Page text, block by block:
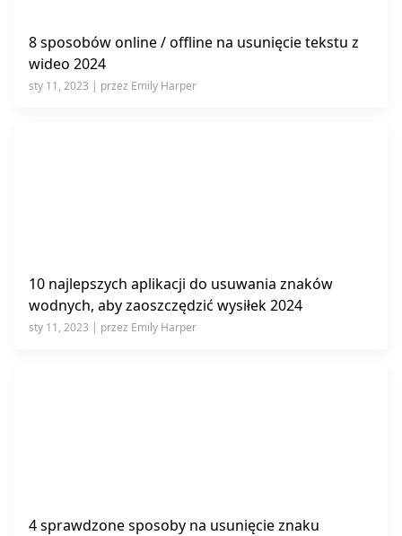
8 sposobów online / offline na usunięcie tekstu z
wideo 2024
sty 11, 2023 | przez Emily Harper
10 najlepszych aplikacji do usuwania znaków
wodnych, aby zaoszczędzić wysiłek 2024
sty 11, 2023 | przez Emily Harper
4 sprawdzone sposoby na usunięcie znaku